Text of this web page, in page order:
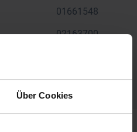
Über Cookies
01661548
02163700